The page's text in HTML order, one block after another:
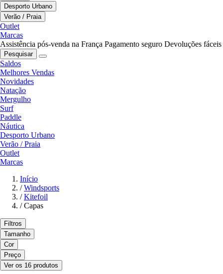
Desporto Urbano
Verão / Praia
Outlet
Marcas
Assistência pós-venda na França Pagamento seguro Devoluções fáceis
Pesquisar
Saldos
Melhores Vendas
Novidades
Natação
Mergulho
Surf
Paddle
Náutica
Desporto Urbano
Verão / Praia
Outlet
Marcas
Início
/ Windsports
/ Kitefoil
/ Capas
Filtros
Tamanho
Cor
Preço
Ver os 16 produtos